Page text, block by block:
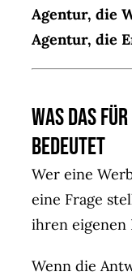
Agentur, die
Agentur, die
Was das
bedeutet
Wer eine
eine Frage
ihren eigenen
Wenn die